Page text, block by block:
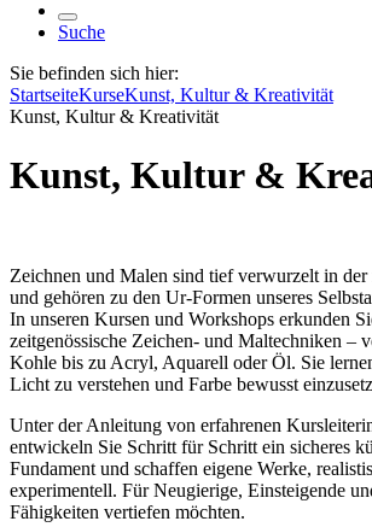
Suche
Sie befinden sich hier:
StartseiteKurseKunst, Kultur & Kreativität
Kunst, Kultur & Kreativität
Kunst, Kultur &
Zeichnen und Malen sind tief verwurzelt in
und gehören zu den Ur-Formen unseres
In unseren Kursen und Workshops erkunden
zeitgenössische Zeichen- und Maltechniken –
Kohle bis zu Acryl, Aquarell oder Öl. Sie
Licht zu verstehen und Farbe bewusst
Unter der Anleitung von erfahrenen
entwickeln Sie Schritt für Schritt ein sicheres
Fundament und schaffen eigene Werke,
experimentell. Für Neugierige, Einsteigende
Fähigkeiten vertiefen möchten.